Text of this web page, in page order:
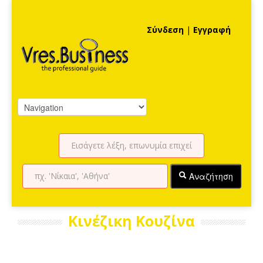
Σύνδεση | Εγγραφή
Αναζήτηση
Κινέζικη Κουζίνα